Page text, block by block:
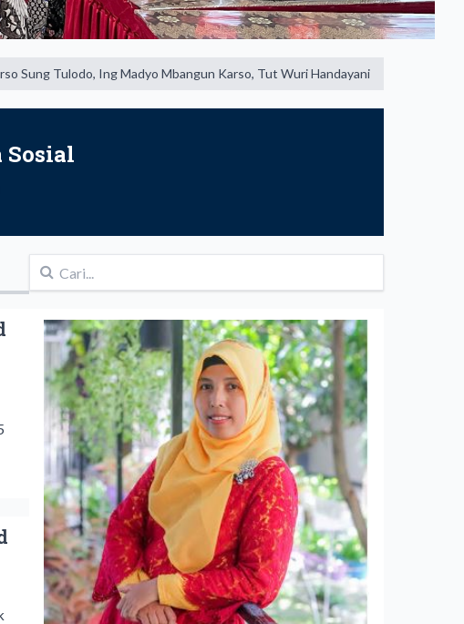
Ing Madyo Mbangun Karso, Tut Wuri Handayani Pendidikan
Sosial